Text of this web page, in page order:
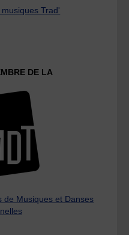
Trad'
DE LA
de Musiques et Danses